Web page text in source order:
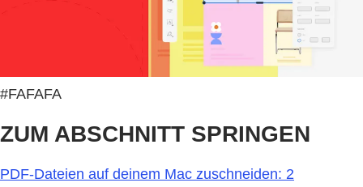
#FAFAFA
ZUM ABSCHNITT SPRINGEN
PDF-Dateien auf deinem Mac zuschneiden: 2